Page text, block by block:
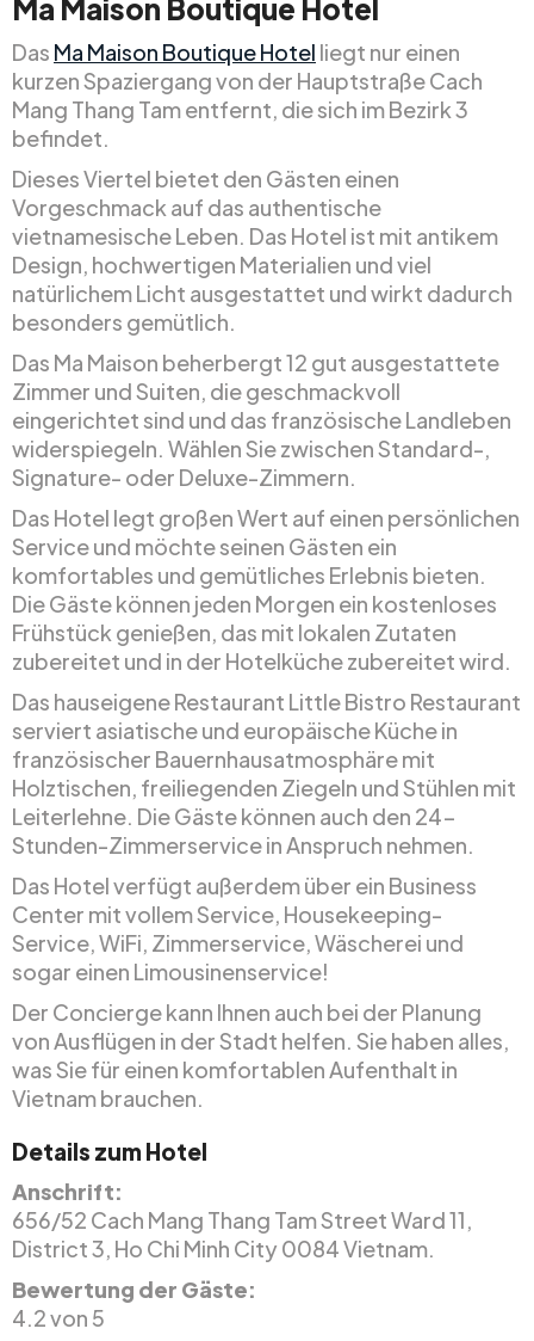
Ma Maison Boutique Hotel
Das Ma Maison Boutique Hotel liegt nur einen
kurzen Spaziergang von der Hauptstraße Cach
Mang Thang Tam entfernt, die sich im Bezirk 3
befindet.
Dieses Viertel bietet den Gästen einen
Vorgeschmack auf das authentische
vietnamesische Leben. Das Hotel ist mit antikem
Design, hochwertigen Materialien und viel
natürlichem Licht ausgestattet und wirkt dadurch
besonders gemütlich.
Das Ma Maison beherbergt 12 gut ausgestattete
Zimmer und Suiten, die geschmackvoll
eingerichtet sind und das französische Landleben
widerspiegeln. Wählen Sie zwischen Standard-,
Signature- oder Deluxe-Zimmern.
Das Hotel legt großen Wert auf einen persönlichen
Service und möchte seinen Gästen ein
komfortables und gemütliches Erlebnis bieten.
Die Gäste können jeden Morgen ein kostenloses
Frühstück genießen, das mit lokalen Zutaten
zubereitet und in der Hotelküche zubereitet wird.
Das hauseigene Restaurant Little Bistro Restaurant
serviert asiatische und europäische Küche in
französischer Bauernhausatmosphäre mit
Holztischen, freiliegenden Ziegeln und Stühlen mit
Leiterlehne. Die Gäste können auch den 24-
Stunden-Zimmerservice in Anspruch nehmen.
Das Hotel verfügt außerdem über ein Business
Center mit vollem Service, Housekeeping-
Service, WiFi, Zimmerservice, Wäscherei und
sogar einen Limousinenservice!
Der Concierge kann Ihnen auch bei der Planung
von Ausflügen in der Stadt helfen. Sie haben alles,
was Sie für einen komfortablen Aufenthalt in
Vietnam brauchen.
Details zum Hotel
Anschrift:
656/52 Cach Mang Thang Tam Street Ward 11,
District 3, Ho Chi Minh City 0084 Vietnam.
Bewertung der Gäste:
4.2 von 5